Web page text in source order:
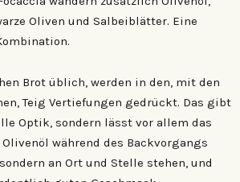
Oliven und Salbeiblätter. Eine
Brot üblich, werden in den, mit den
Teig Vertiefungen gedrückt. Das gibt
Optik, sondern lässt vor allem das
während des Backvorgangs
an Ort und Stelle stehen, und